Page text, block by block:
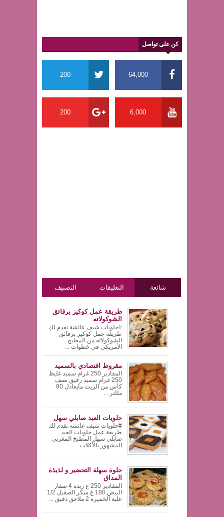
كن على تواصل
64,000
200
6,000
200
شائعة التعليقات التصنيف
طريقة عمل كوكيز برقائق
الشوكولاته
#حلويات شيف عائشة نقدم لكِ
طريقة عمل كوكيز برقائق
الشوكولاته من المطبخ
الأمريكي في خطوات ...
مقروط اقتصادي بالسميد
المقادير 250 غرام سميد غليظ
250 غرام سميد رقيق نصف
كأس من الزيت مايعادل 80
مللتر ...
حلويات العيد صابلي سهل
#حلويات شيف عائشة تقدم لك
طريقة عمل حلويات العيد
صابلي سهل المطبخ المغربي
المشهور بالأكلات ...
حلوة سهلة التحضير و لذيذة
المذاق
المقادير 250 غ زبدة 4 صفار
البيض 180 غ سكر الصقيل 1/2
علبة الخميرة 2 ملاعق دقيق ...